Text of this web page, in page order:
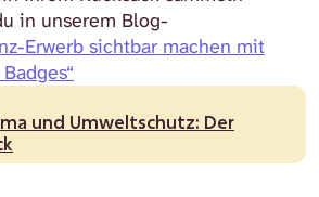
in unserem Blog-
Erwerb sichtbar machen mit
und Umweltschutz: Der